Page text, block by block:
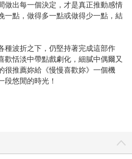
做出每一個決定，才是真正推動感情
一點，做得多一點或做得少一點，結
種波折之下，仍堅持著完成這部作
歡恬淡中帶點戲劇化，細膩中偶爾又
很推薦妳給《慢慢喜歡妳》一個機
段悠閒的時光！